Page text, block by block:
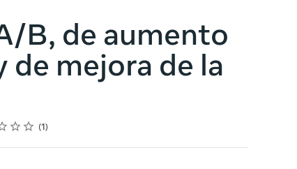
B, de aumento
de mejora de la
Completion
1